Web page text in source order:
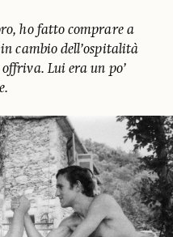
ho fatto comprare a
cambio dell’ospitalità
Lui era un po’